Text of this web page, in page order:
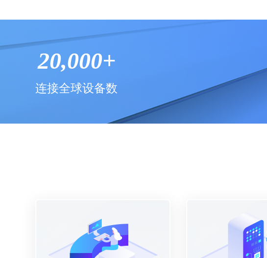
20,000+
连接全球设备数